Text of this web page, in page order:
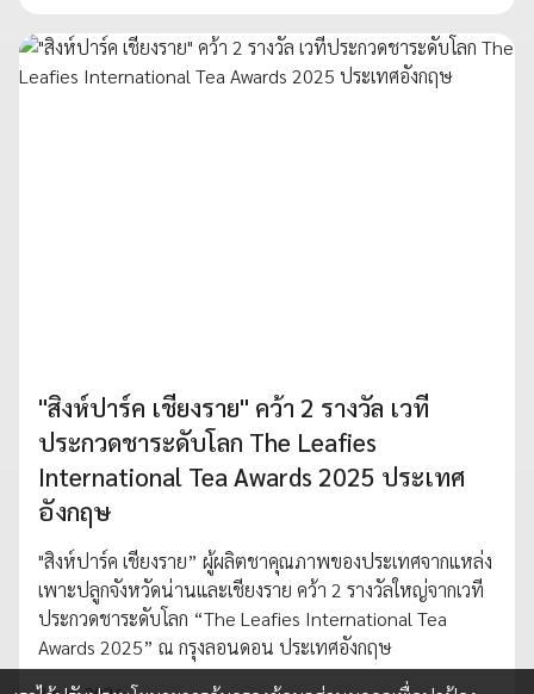
"สิงห์ปาร์ค เชียงราย" คว้า 2 รางวัล เวที
ประกวดชาระดับโลก The Leafies
International Tea Awards 2025 ประเทศ
อังกฤษ
"สิงห์ปาร์ค เชียงราย” ผู้ผลิตชาคุณภาพของประเทศจากแหล่ง
เพาะปลูกจังหวัดน่านและเชียงราย คว้า 2 รางวัลใหญ่จากเวที
ประกวดชาระดับโลก “The Leafies International Tea
Awards 2025” ณ กรุงลอนดอน ประเทศอังกฤษ